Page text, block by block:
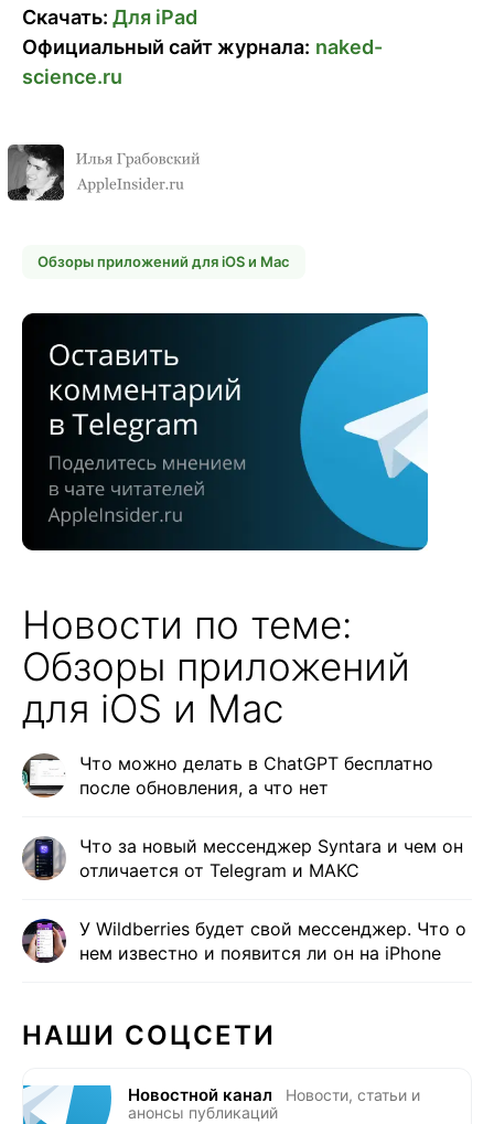
Скачать: Для iPad
Официальный сайт журнала: naked-
science.ru
Обзоры приложений для iOS и Mac
Новости по теме:
Обзоры приложений
для iOS и Mac
Что можно делать в ChatGPT бесплатно
после обновления, а что нет
Что за новый мессенджер Syntara и чем он
отличается от Telegram и МАКС
У Wildberries будет свой мессенджер. Что о
нем известно и появится ли он на iPhone
НАШИ СОЦСЕТИ
Новостной канал
Новости, статьи и
анонсы публикаций